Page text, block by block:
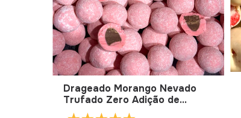
Drageado Morango Nevado
Trufado Zero Adição de
Açúcar